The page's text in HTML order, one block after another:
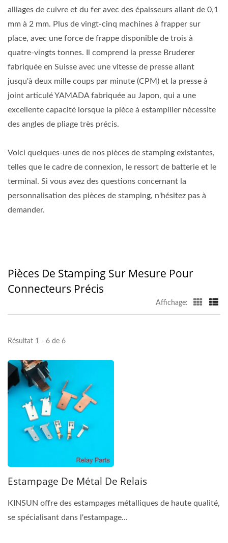
alliages de cuivre et du fer avec des épaisseurs allant de 0,1
mm à 2 mm. Plus de vingt-cinq machines à frapper sur
place, avec une force de frappe disponible de trois à
quatre-vingts tonnes. Il comprend la presse Bruderer
fabriquée en Suisse avec une vitesse de presse allant
jusqu'à deux mille coups par minute (CPM) et la presse à
joint articulé YAMADA fabriquée au Japon, qui a une
excellente capacité lorsque la pièce à estampiller nécessite
des angles de pliage très précis.
Voici quelques-unes de nos pièces de stamping existantes,
telles que le cadre de connexion, le ressort de batterie et le
terminal. Si vous avez des questions concernant la
personnalisation des pièces de stamping, n'hésitez pas à
demander.
Pièces De Stamping Sur Mesure Pour
Connecteurs Précis
Affichage:
Résultat 1 - 6 de 6
Estampage De Métal De Relais
KINSUN offre des estampages métalliques de haute qualité,
se spécialisant dans l'estampage...